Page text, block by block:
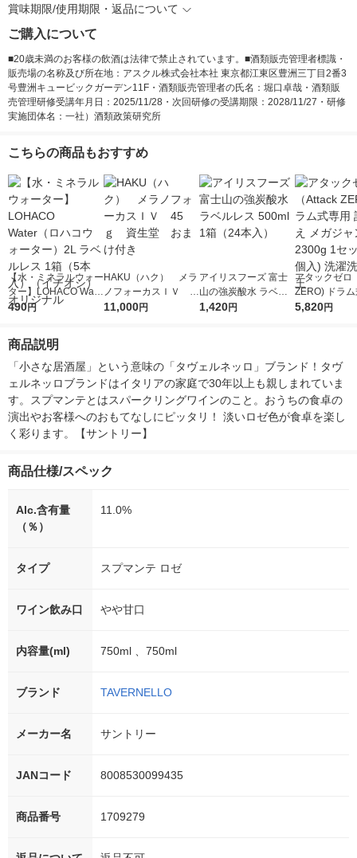
賞味期限/使用期限・返品について
ご購入について
■20歳未満のお客様の飲酒は法律で禁止されています。■酒類販売管理者標識・
販売場の名称及び所在地：アスクル株式会社本社 東京都江東区豊洲三丁目2番3
号豊洲キュービックガーデン11F・酒類販売管理者の氏名：堀口卓哉・酒類販
売管理研修受講年月日：2025/11/28・次回研修の受講期限：2028/11/27・研修
実施団体名：一社）酒類政策研究所
こちらの商品もおすすめ
【水・ミネラルウォー
ター】LOHACO Wate
r（ロハコウォータ
シ） オリジナル
490円
HAKU（ハク） メラ
ノフォーカスＩＶ 4
5ｇ 資生堂 おまけ
11,000円
アイリスフーズ 富士
山の強炭酸水 ラベル
レス 500ml 1箱（24
1,420円
アタックゼロ
ZERO) ドラ
詰め替え メガ
5,820円
商品説明
「小さな居酒屋」という意味の「タヴェルネッロ」ブランド！タヴ
ェルネッロブランドはイタリアの家庭で30年以上も親しまれていま
す。スプマンテとはスパークリングワインのこと。おうちの食卓の
演出やお客様へのおもてなしにピッタリ！ 淡いロゼ色が食卓を楽し
く彩ります。【サントリー】
商品仕様/スペック
Alc.含有量
（％）
11.0%
タイプ スプマンテ ロゼ
ワイン飲み口 やや甘口
内容量(ml) 750ml 、750ml
ブランド TAVERNELLO
メーカー名 サントリー
JANコード 8008530099435
商品番号 1709279